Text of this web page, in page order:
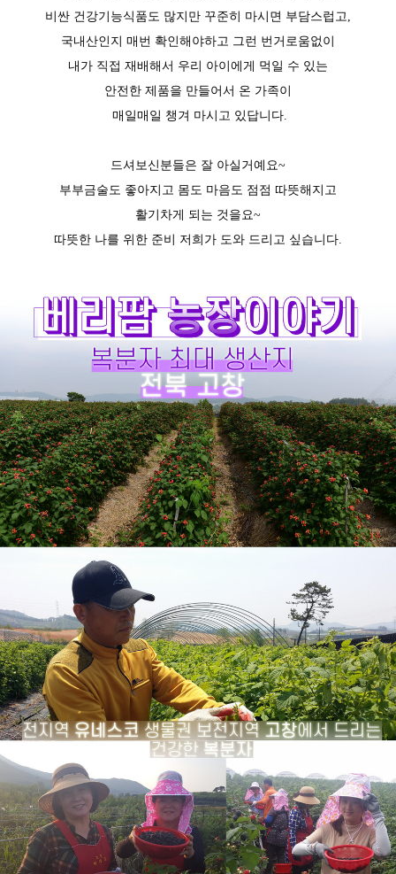
비싼 건강기능식품도 많지만 꾸준히 마시면 부담스럽고,
국내산인지 매번 확인해야하고 그런 번거로움없이
내가 직접 재배해서 우리 아이에게 먹일 수 있는
안전한 제품을 만들어서 온 가족이
매일매일 챙겨 마시고 있답니다.
드셔보신분들은 잘 아실거예요~
부부금술도 좋아지고 몸도 마음도 점점 따뜻해지고
활기차게 되는 것을요~
따뜻한 나를 위한 준비 저희가 도와 드리고 싶습니다.